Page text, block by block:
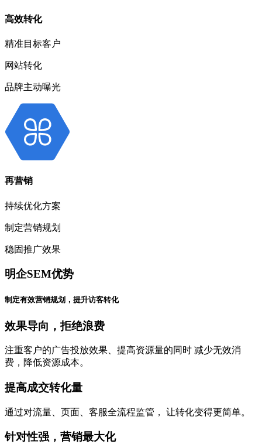
高效转化
精准目标客户
网站转化
品牌主动曝光
再营销
持续优化方案
制定营销规划
稳固推广效果
明企SEM优势
制定有效营销规划，提升访客转化
效果导向，拒绝浪费
注重客户的广告投放效果、提高资源量的同时 减少无效消
费，降低资源成本。
提高成交转化量
通过对流量、页面、客服全流程监管， 让转化变得更简单。
针对性强，营销最大化